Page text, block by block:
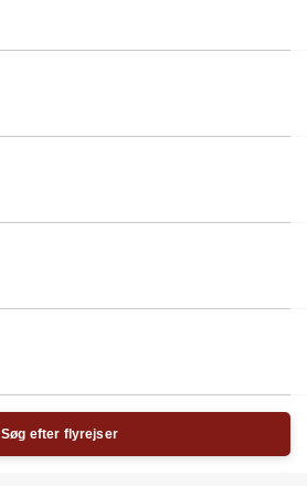
Søg efter flyrejser